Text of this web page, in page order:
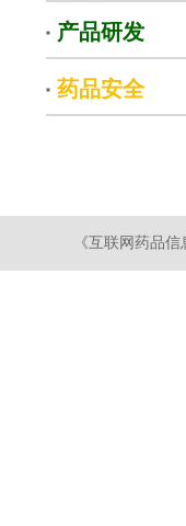
产品研发
药品安全
《互联网药品